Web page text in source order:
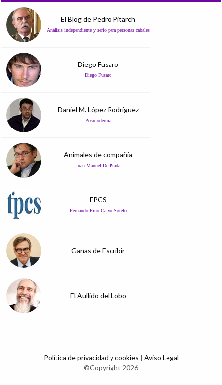
El Blog de Pedro Pitarch
Análisis independiente y serio para personas cabales
Diego Fusaro
Diego Fusaro
Daniel M. López Rodríguez
Posmodernia
Animales de compañía
Juan Manuel De Prada
FPCS
Fernando Pino Calvo Sotelo
Ganas de Escribir
El Aullido del Lobo
Política de privacidad y cookies | Aviso Legal
©Copyright 2026